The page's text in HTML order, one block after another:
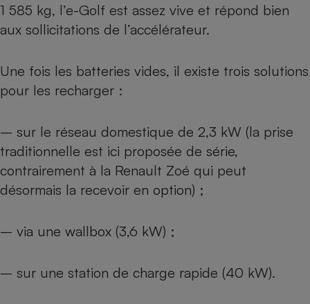
1 585 kg, l’e-Golf est assez vive et répond bien
aux sollicitations de l’accélérateur.
Une fois les batteries vides, il existe trois solutions
pour les recharger :
– sur le réseau domestique de 2,3 kW (la prise
traditionnelle est ici proposée de série,
contrairement à la Renault Zoé qui peut
désormais la recevoir en option) ;
– via une wallbox (3,6 kW) ;
– sur une station de charge rapide (40 kW).